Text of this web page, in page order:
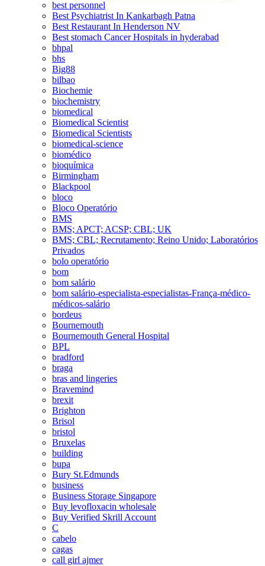
best personnel
Best Psychiatrist In Kankarbagh Patna
Best Restaurant In Henderson NV
Best stomach Cancer Hospitals in hyderabad
bhpal
bhs
Big88
bilbao
Biochemie
biochemistry
biomedical
Biomedical Scientist
Biomedical Scientists
biomedical-science
biomédico
bioquímica
Birmingham
Blackpool
bloco
Bloco Operatório
BMS
BMS; APCT; ACSP; CBL; UK
BMS; CBL; Recrutamento; Reino Unido; Laboratórios
Privados
bolo operatório
bom
bom salário
bom salário-especialista-especialistas-França-médico-
médicos-salário
bordeus
Bournemouth
Bournemouth General Hospital
BPL
bradford
braga
bras and lingeries
Bravemind
brexit
Brighton
Brisol
bristol
Bruxelas
building
bupa
Bury St.Edmunds
business
Business Storage Singapore
Buy levofloxacin wholesale
Buy Verified Skrill Account
C
cabelo
cagas
call girl ajmer